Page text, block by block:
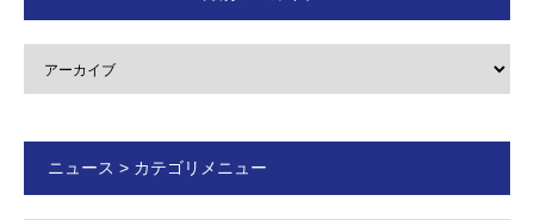
ニュース > カテゴリメニュー